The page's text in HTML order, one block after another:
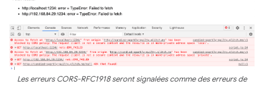
Les erreurs CORS-RFC1918 seront signalées comme des erreurs de